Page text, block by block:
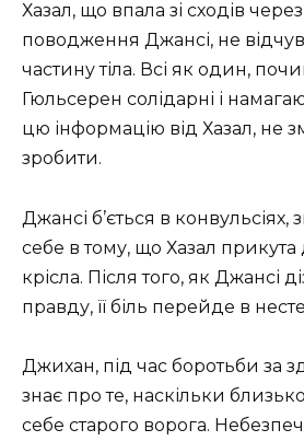
Хазал, що впала зі сходів
поводження Джансі, не
частину тіла. Всі як один,
Гюльсерен солідарні і
цю інформацію від Хазал, не
зробити.
Джансі б’ється в
себе в тому, що Хазал прикута
крісла. Після того, як Джансі
правду, її біль перейде в
Джихан, під час боротьби за
знає про те, наскільки
себе старого ворога.